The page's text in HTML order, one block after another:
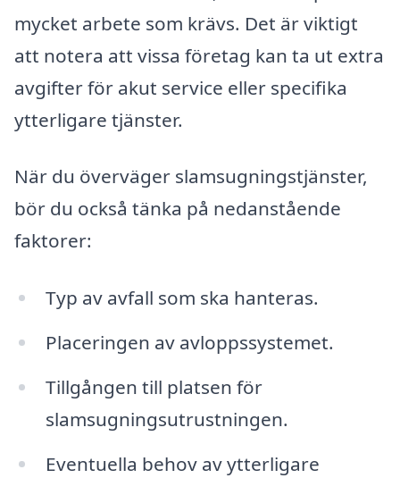
mycket arbete som krävs. Det är viktigt
att notera att vissa företag kan ta ut extra
avgifter för akut service eller specifika
ytterligare tjänster.
När du överväger slamsugningstjänster,
bör du också tänka på nedanstående
faktorer:
Typ av avfall som ska hanteras.
Placeringen av avloppssystemet.
Tillgången till platsen för
slamsugningsutrustningen.
Eventuella behov av ytterligare